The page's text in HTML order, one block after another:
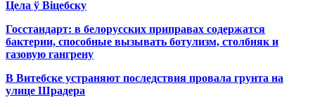
Цела ў Віцебску
Госстандарт: в белорусских приправах содержатся
бактерии, способные вызывать ботулизм, столбняк и
газовую гангрену
В Витебске устраняют последствия провала грунта на
улице Шрадера